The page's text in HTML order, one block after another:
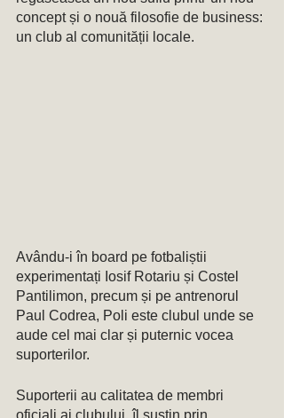
concept și o nouă filosofie de business:
un club al comunității locale.
Avându-i în board pe fotbaliștii
experimentați Iosif Rotariu și Costel
Pantilimon, precum și pe antrenorul
Paul Codrea, Poli este clubul unde se
aude cel mai clar și puternic vocea
suporterilor.
Suporterii au calitatea de membri
oficiali ai clubului, îl susțin prin